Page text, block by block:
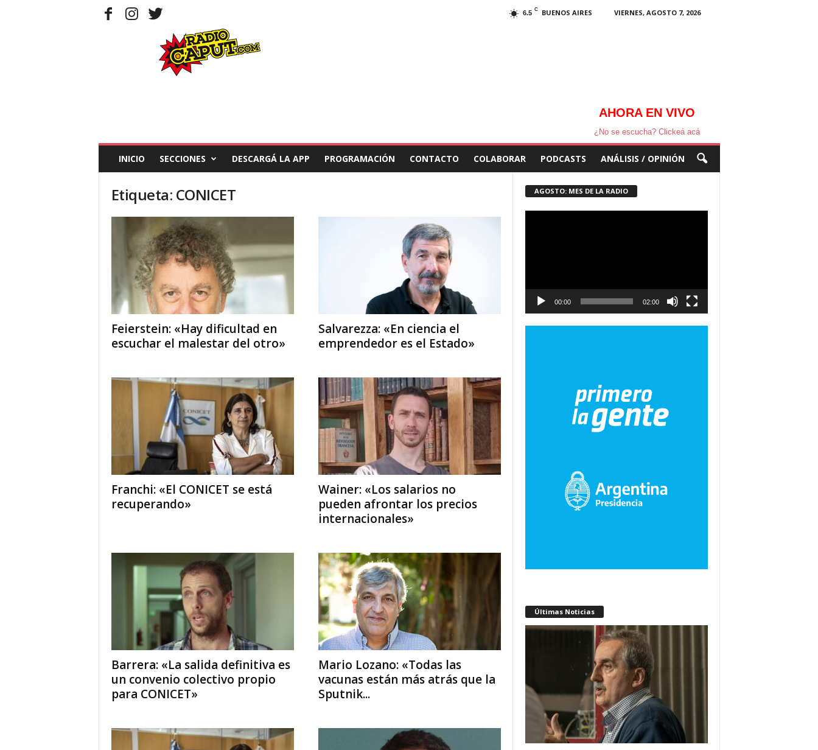
6.5 C BUENOS AIRES
VIERNES, AGOSTO 7, 2026
t
AHORA EN VIVO
¿No se escucha? Clickeá acá
INICIO SECCIONES DESCARGÁ LA APP PROGRAMACIÓN CONTACTO PODCASTS ANÁLISIS / OPINIÓN
Etiqueta: CONICET
Feierstein: «Hay dificultad en
escuchar el malestar del otro»
Salvarezza: «En ciencia el
emprendedor es el Estado»
Franchi: «El CONICET se está
recuperando»
Wainer: «Los salarios no
pueden afrontar los precios
internacionales»
Barrera: «La salida definitiva es
un convenio colectivo propio
para CONICET»
Mario Lozano: «Todas las
vacunas están más atrás que la
Sputnik...
AGOSTO: MES DE LA RADIO
00:00 02:00
Últimas Noticias